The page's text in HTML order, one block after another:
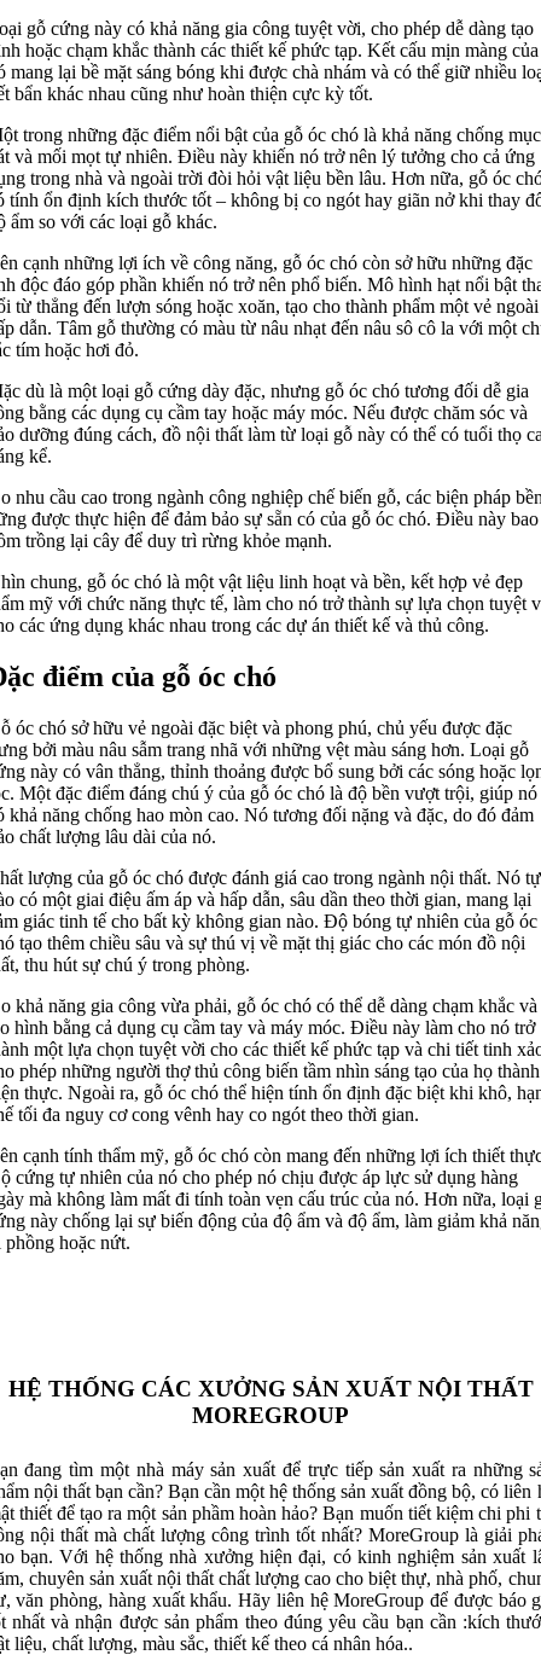
gỗ cứng này có khả năng gia công tuyệt vời, cho phép dễ dàng tạo
hoặc chạm khắc thành các thiết kế phức tạp. Kết cấu mịn màng của
mang lại bề mặt sáng bóng khi được chà nhám và có thể giữ nhiều
bẩn khác nhau cũng như hoàn thiện cực kỳ tốt.
trong những đặc điểm nổi bật của gỗ óc chó là khả năng chống mục
và mối mọt tự nhiên. Điều này khiến nó trở nên lý tưởng cho cả ứng
trong nhà và ngoài trời đòi hỏi vật liệu bền lâu. Hơn nữa, gỗ óc
tính ổn định kích thước tốt – không bị co ngót hay giãn nở khi thay
ẩm so với các loại gỗ khác.
cạnh những lợi ích về công năng, gỗ óc chó còn sở hữu những đặc
độc đáo góp phần khiến nó trở nên phổ biến. Mô hình hạt nổi bật
từ thẳng đến lượn sóng hoặc xoăn, tạo cho thành phẩm một vẻ ngoài
dẫn. Tâm gỗ thường có màu từ nâu nhạt đến nâu sô cô la với một
tím hoặc hơi đỏ.
dù là một loại gỗ cứng dày đặc, nhưng gỗ óc chó tương đối dễ gia
bằng các dụng cụ cầm tay hoặc máy móc. Nếu được chăm sóc và
dưỡng đúng cách, đồ nội thất làm từ loại gỗ này có thể có tuổi thọ
kể.
nhu cầu cao trong ngành công nghiệp chế biến gỗ, các biện pháp
được thực hiện để đảm bảo sự sẵn có của gỗ óc chó. Điều này bao
trồng lại cây để duy trì rừng khỏe mạnh.
chung, gỗ óc chó là một vật liệu linh hoạt và bền, kết hợp vẻ đẹp
mỹ với chức năng thực tế, làm cho nó trở thành sự lựa chọn tuyệt
các ứng dụng khác nhau trong các dự án thiết kế và thủ công.
điểm của gỗ óc chó
óc chó sở hữu vẻ ngoài đặc biệt và phong phú, chủ yếu được đặc
bởi màu nâu sẫm trang nhã với những vệt màu sáng hơn. Loại gỗ
này có vân thẳng, thỉnh thoảng được bổ sung bởi các sóng hoặc
Một đặc điểm đáng chú ý của gỗ óc chó là độ bền vượt trội, giúp nó
khả năng chống hao mòn cao. Nó tương đối nặng và đặc, do đó đảm
chất lượng lâu dài của nó.
lượng của gỗ óc chó được đánh giá cao trong ngành nội thất. Nó tự
có một giai điệu ấm áp và hấp dẫn, sâu dần theo thời gian, mang lại
giác tinh tế cho bất kỳ không gian nào. Độ bóng tự nhiên của gỗ óc
tạo thêm chiều sâu và sự thú vị về mặt thị giác cho các món đồ nội
thu hút sự chú ý trong phòng.
khả năng gia công vừa phải, gỗ óc chó có thể dễ dàng chạm khắc và
hình bằng cả dụng cụ cầm tay và máy móc. Điều này làm cho nó trở
một lựa chọn tuyệt vời cho các thiết kế phức tạp và chi tiết tinh
phép những người thợ thủ công biến tầm nhìn sáng tạo của họ thành
thực. Ngoài ra, gỗ óc chó thể hiện tính ổn định đặc biệt khi khô,
tối đa nguy cơ cong vênh hay co ngót theo thời gian.
cạnh tính thẩm mỹ, gỗ óc chó còn mang đến những lợi ích thiết
cứng tự nhiên của nó cho phép nó chịu được áp lực sử dụng hàng
mà không làm mất đi tính toàn vẹn cấu trúc của nó. Hơn nữa, loại
này chống lại sự biến động của độ ẩm và độ ẩm, làm giảm khả
phồng hoặc nứt.
HỆ THỐNG CÁC XƯỞNG SẢN XUẤT NỘI THẤT
MOREGROUP
đang tìm một nhà máy sản xuất để trực tiếp sản xuất ra những
nội thất bạn cần? Bạn cần một hệ thống sản xuất đồng bộ, có liên
thiết để tạo ra một sản phầm hoàn hảo? Bạn muốn tiết kiệm chi phi
nội thất mà chất lượng công trình tốt nhất? MoreGroup là giải
bạn. Với hệ thống nhà xưởng hiện đại, có kinh nghiệm sản xuất
chuyên sản xuất nội thất chất lượng cao cho biệt thự, nhà phố,
văn phòng, hàng xuất khẩu. Hãy liên hệ MoreGroup để được báo
nhất và nhận được sản phẩm theo đúng yêu cầu bạn cần :kích
liệu, chất lượng, màu sắc, thiết kế theo cá nhân hóa..